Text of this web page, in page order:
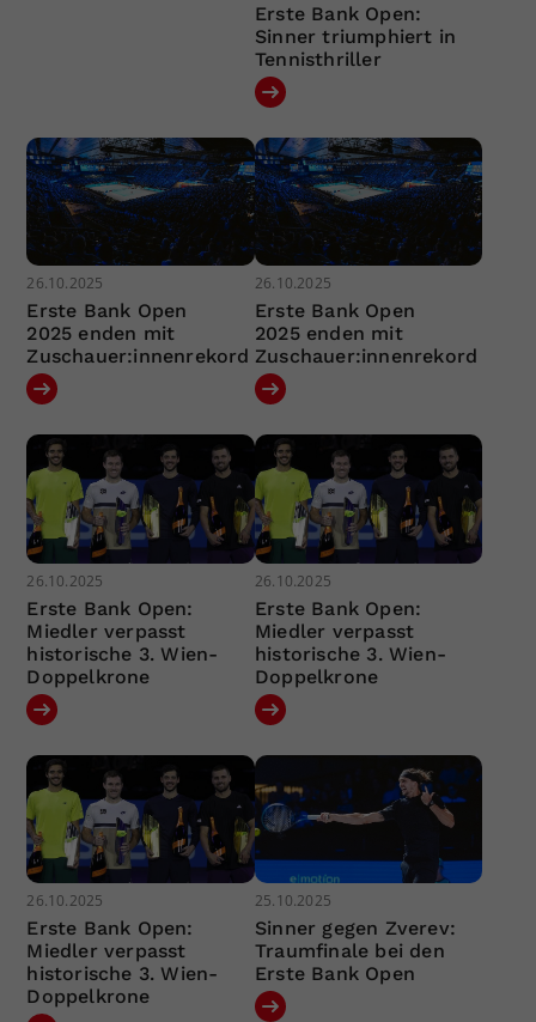
Erste Bank Open:
Sinner triumphiert in
Tennisthriller
26.10.2025
Erste Bank Open
2025 enden mit
Zuschauer:innenrekord
26.10.2025
Erste Bank Open
2025 enden mit
Zuschauer:innenrekord
26.10.2025
Erste Bank Open:
Miedler verpasst
historische 3. Wien-
Doppelkrone
26.10.2025
Erste Bank Open:
Miedler verpasst
historische 3. Wien-
Doppelkrone
26.10.2025
Erste Bank Open:
Miedler verpasst
historische 3. Wien-
Doppelkrone
25.10.2025
Sinner gegen Zverev:
Traumfinale bei den
Erste Bank Open